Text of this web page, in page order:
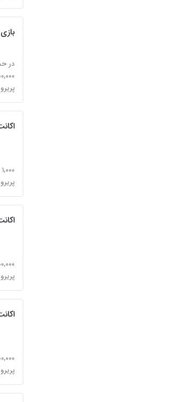
بازی Split Fiction
در
۶۰۰,۰۰۰
۱,۰۰۰ تومان